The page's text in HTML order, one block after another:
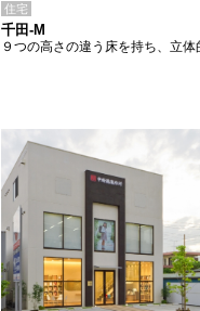
住宅
千田-M
９つの高さの違う床を持ち、立体